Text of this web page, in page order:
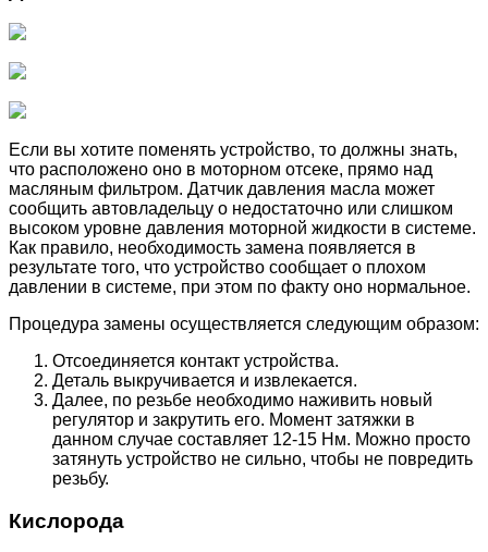
Если вы хотите поменять устройство, то должны знать,
что расположено оно в моторном отсеке, прямо над
масляным фильтром. Датчик давления масла может
сообщить автовладельцу о недостаточно или слишком
высоком уровне давления моторной жидкости в системе.
Как правило, необходимость замена появляется в
результате того, что устройство сообщает о плохом
давлении в системе, при этом по факту оно нормальное.
Процедура замены осуществляется следующим образом:
Отсоединяется контакт устройства.
Деталь выкручивается и извлекается.
Далее, по резьбе необходимо наживить новый
регулятор и закрутить его. Момент затяжки в
данном случае составляет 12-15 Нм. Можно просто
затянуть устройство не сильно, чтобы не повредить
резьбу.
Кислорода